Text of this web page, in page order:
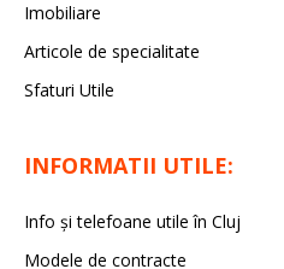
Imobiliare
Articole de specialitate
Sfaturi Utile
INFORMATII UTILE:
Info și telefoane utile în Cluj
Modele de contracte